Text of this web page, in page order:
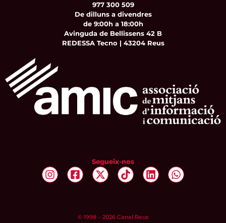
977 300 509
De dilluns a divendres
de 9:00h a 18:00h
Avinguda de Bellissens 42 B
REDESSA Tecno | 43204 Reus
Segueix-nos
© 1998 – 2026 Canal Reus